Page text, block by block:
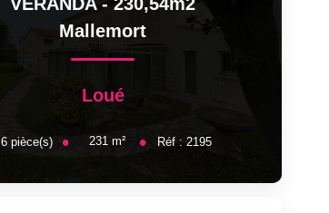
Mallemort
Loué
6pièce(s) 231m² Réf :2195